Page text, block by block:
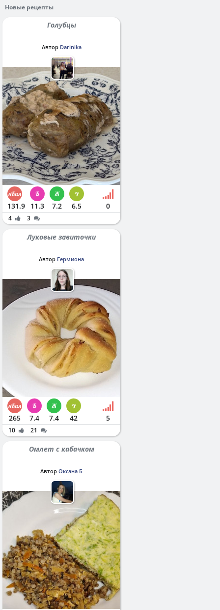
Новые рецепты
Голубцы
Автор Darinika
131.9 11.3 7.2 6.5 0
4 3
Луковые завиточки
Автор Гермиона
265 7.4 7.4 42 5
10 21
Омлет с кабачком
Автор Оксана Б